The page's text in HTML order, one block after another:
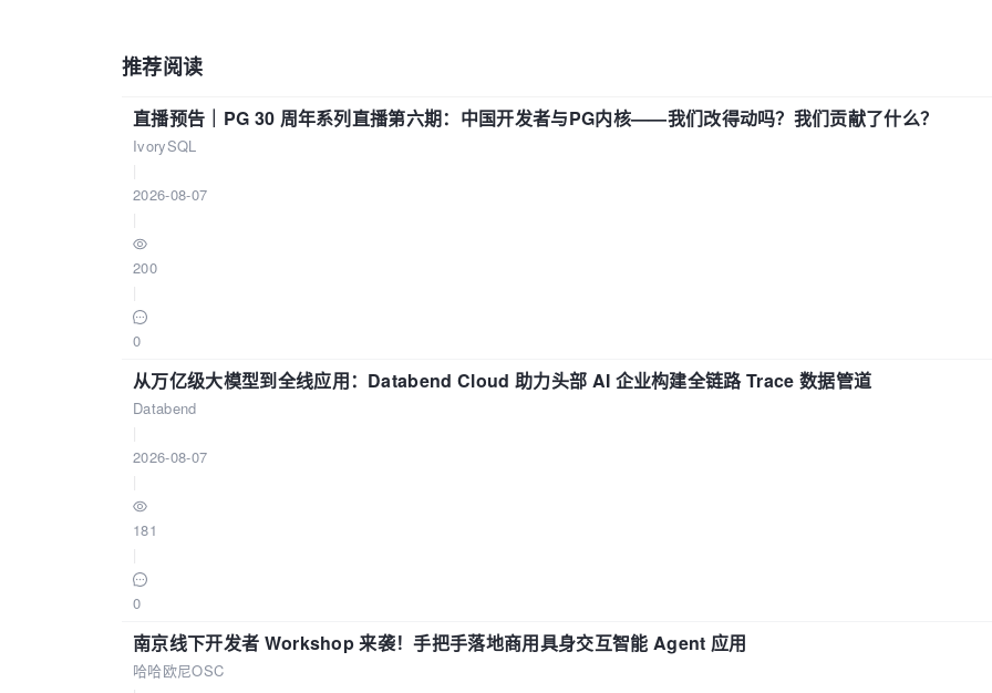
推荐阅读
直播预告｜PG 30 周年系列直播第六期：中国开发者与PG内核——我们改得动吗？我们贡献了什么？
IvorySQL
2026-08-07
200
0
从万亿级大模型到全线应用：Databend Cloud 助力头部 AI 企业构建全链路 Trace 数据管道
Databend
2026-08-07
181
0
南京线下开发者 Workshop 来袭！手把手落地商用具身交互智能 Agent 应用
哈哈欧尼OSC